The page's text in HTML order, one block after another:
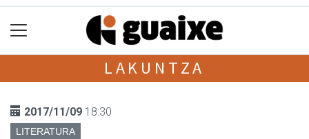
LAKUNTZA
2017/11/09 18:30
LITERATURA